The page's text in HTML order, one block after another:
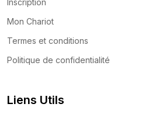
Inscription
Mon Chariot
Termes et conditions
Politique de confidentialité
Liens Utils